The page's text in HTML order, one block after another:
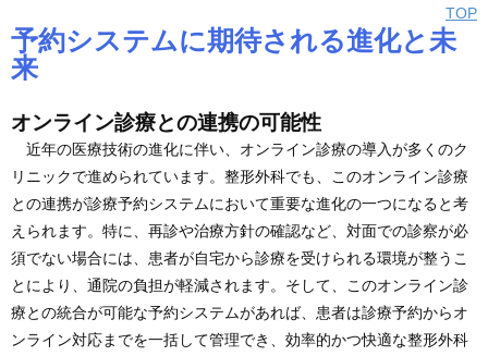
TOP
予約システムに期待される進化と未
来
オンライン診療との連携の可能性
近年の医療技術の進化に伴い、オンライン診療の導入が多くのク
リニックで進められています。整形外科でも、このオンライン診療
との連携が診療予約システムにおいて重要な進化の一つになると考
えられます。特に、再診や治療方針の確認など、対面での診察が必
須でない場合には、患者が自宅から診療を受けられる環境が整うこ
とにより、通院の負担が軽減されます。そして、このオンライン診
療との統合が可能な予約システムがあれば、患者は診療予約からオ
ンライン対応までを一括して管理でき、効率的かつ快適な整形外科